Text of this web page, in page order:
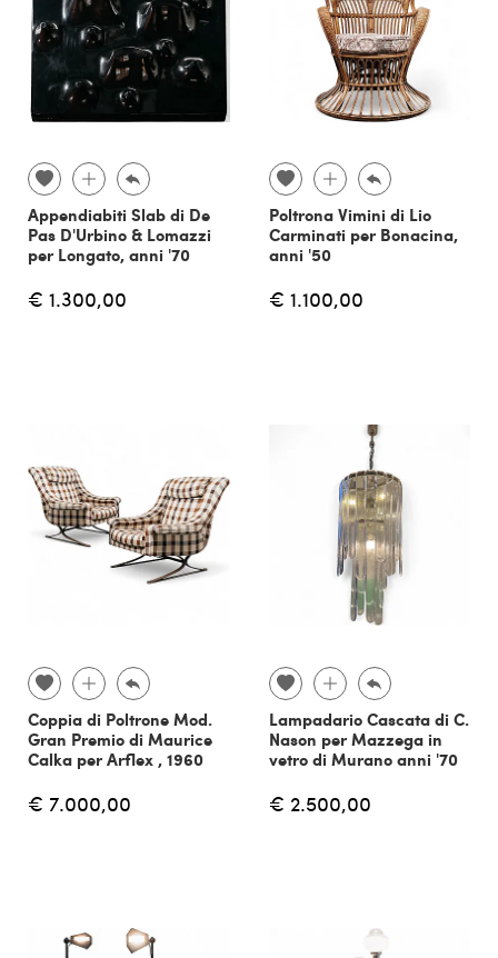
Appendiabiti Slab di De
Pas D'Urbino & Lomazzi
per Longato, anni '70
€ 1.300,00
Poltrona Vimini di Lio
Carminati per Bonacina,
anni '50
€ 1.100,00
Coppia di Poltrone Mod.
Gran Premio di Maurice
Calka per Arflex , 1960
€ 7.000,00
Lampadario Cascata di C.
Nason per Mazzega in
vetro di Murano anni '70
€ 2.500,00